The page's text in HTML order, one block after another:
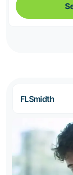
FLSmidth